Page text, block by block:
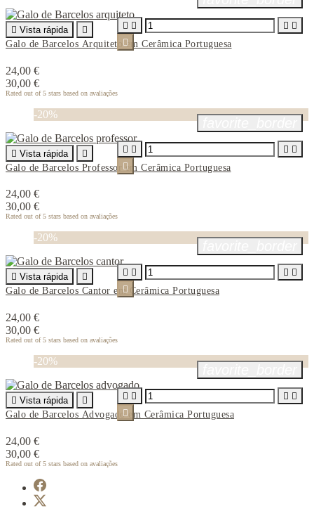
 Vista rápida

Galo de Barcelos Arquiteto em Cerâmica Portuguesa
24,00 €
30,00 €
Rated out of 5 stars based on avaliações
   

-20%
 Vista rápida

Galo de Barcelos Professor em Cerâmica Portuguesa
24,00 €
30,00 €
Rated out of 5 stars based on avaliações
   

-20%
 Vista rápida

Galo de Barcelos Cantor em Cerâmica Portuguesa
24,00 €
30,00 €
Rated out of 5 stars based on avaliações
   

-20%
 Vista rápida

Galo de Barcelos Advogado em Cerâmica Portuguesa
24,00 €
30,00 €
Rated out of 5 stars based on avaliações
   
